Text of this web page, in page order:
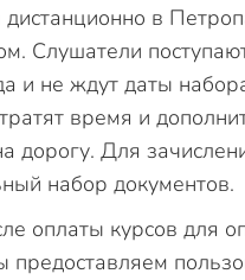
в
Слушатели
и не ждут даты
время и
дорогу. Для
набор документов.
оплаты курсов для
предоставляем